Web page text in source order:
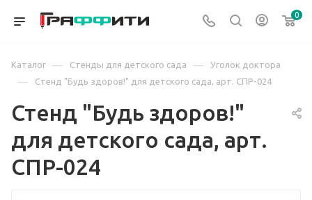
0
Каталог — Стенды для детского сада — Уголок доктора
— Стенд "Будь здоров!" для детского сада, арт. СПР-024
Стенд "Будь здоров!"
для детского сада, арт.
СПР-024